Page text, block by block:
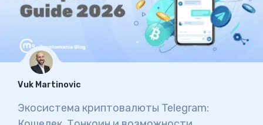
Vuk Martinovic
Экосистема криптовалюты Telegram: